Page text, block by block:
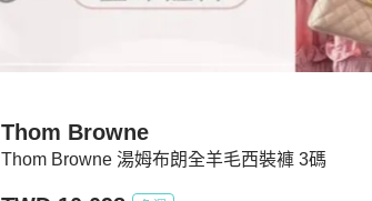
Thom Browne 湯姆布朗全羊毛西裝褲 3碼
Thom Browne